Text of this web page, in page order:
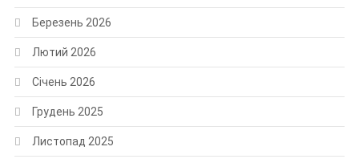
Березень 2026
Лютий 2026
Січень 2026
Грудень 2025
Листопад 2025